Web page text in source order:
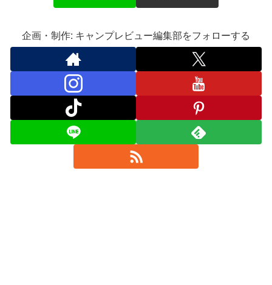
企画・制作: キャンプレビュー編集部をフォローする